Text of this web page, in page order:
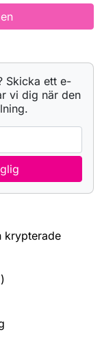
Skicka ett e-
vi dig när den
krypterade